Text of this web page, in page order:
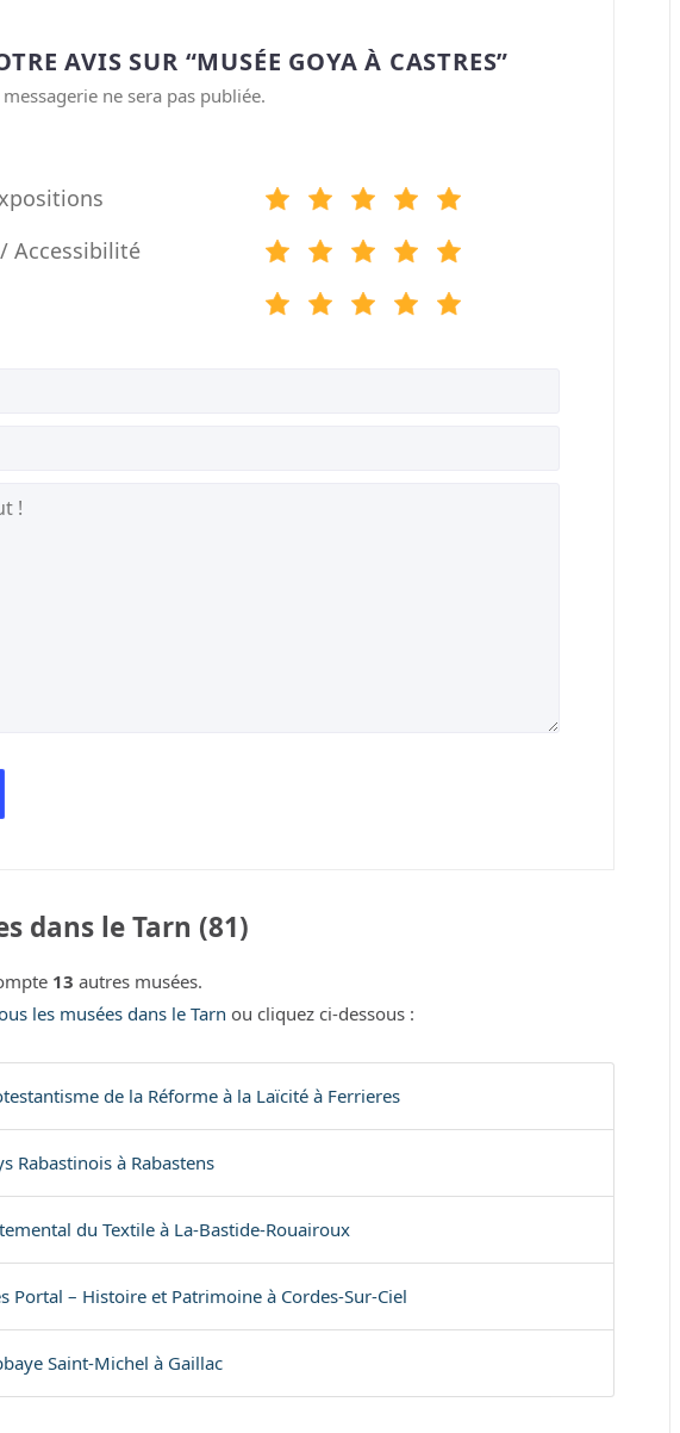
AVIS SUR “MUSÉE GOYA À CASTRES”
ne sera pas publiée.
Accessibilité
dans le Tarn (81)
13 autres musées.
les musées dans le Tarn ou cliquez ci-dessous :
de la Réforme à la Laïcité à Ferrieres
Rabastinois à Rabastens
du Textile à La-Bastide-Rouairoux
Portal – Histoire et Patrimoine à Cordes-Sur-Ciel
Saint-Michel à Gaillac